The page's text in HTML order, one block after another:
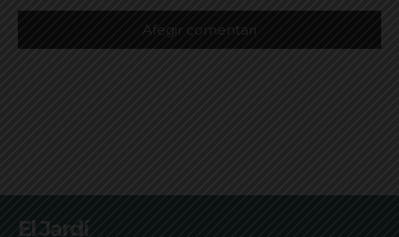
El Jardí